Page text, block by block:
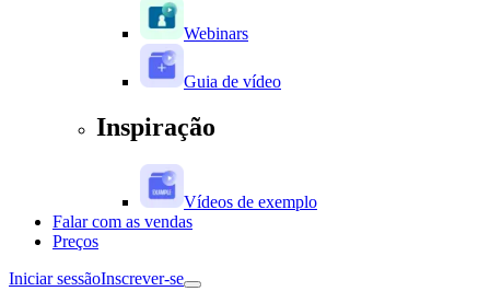
Webinars
Guia de vídeo
Inspiração
Vídeos de exemplo
Falar com as vendas
Preços
Iniciar sessãoInscrever-se